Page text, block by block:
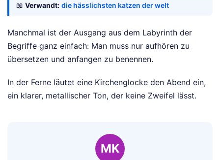
📖 Verwandt: die hässlichsten katzen der welt
Manchmal ist der Ausgang aus dem Labyrinth der
Begriffe ganz einfach: Man muss nur aufhören zu
übersetzen und anfangen zu benennen.
In der Ferne läutet eine Kirchenglocke den Abend ein,
ein klarer, metallischer Ton, der keine Zweifel lässt.
MK